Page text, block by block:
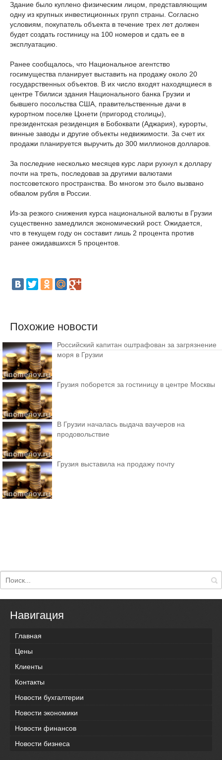
Здание было куплено физическим лицом, представляющим
одну из крупных инвестиционных групп страны. Согласно
условиям, покупатель объекта в течение трех лет должен
будет создать гостиницу на 100 номеров и сдать ее в
эксплуатацию.
Ранее сообщалось, что Национальное агентство
госимущества планирует выставить на продажу около 20
государственных объектов. В их число входят находящиеся в
центре Тбилиси здания Национального банка Грузии и
бывшего посольства США, правительственные дачи в
курортном поселке Цхнети (пригород столицы),
президентская резиденция в Бобоквати (Аджария), курорты,
винные заводы и другие объекты недвижимости. За счет их
продажи планируется выручить до 300 миллионов долларов.
За последние несколько месяцев курс лари рухнул к доллару
почти на треть, последовав за другими валютами
постсоветского пространства. Во многом это было вызвано
обвалом рубля в России.
Из-за резкого снижения курса национальной валюты в Грузии
существенно замедлился экономический рост. Ожидается,
что в текущем году он составит лишь 2 процента против
ранее ожидавшихся 5 процентов.
Похожие новости
Российский капитан оштрафован за загрязнение
моря в Грузии
Грузия поборется за гостиницу в центре Москвы
В Грузии началась выдача ваучеров на
продовольствие
Грузия выставила на продажу почту
Навигация
Главная
Цены
Клиенты
Контакты
Новости бухгалтерии
Новости экономики
Новости финансов
Новости бизнеса